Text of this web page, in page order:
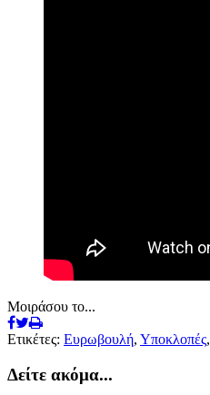
Μοιράσου το...
Ετικέτες: Ευρωβουλή, Υποκλοπές,
Δείτε ακόμα...